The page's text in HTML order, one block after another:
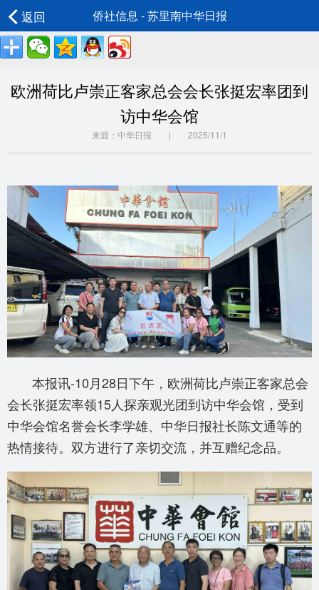
返回 侨社信息 - 苏里南中华日报
欧洲荷比卢崇正客家总会会长张挺宏率团到
访中华会馆
来源：中华日报 | 2025/11/1
本报讯-10月28日下午，欧洲荷比卢崇正客家总会
会长张挺宏率领15人探亲观光团到访中华会馆，受到
中华会馆名誉会长李学雄、中华日报社长陈文通等的
热情接待。双方进行了亲切交流，并互赠纪念品。